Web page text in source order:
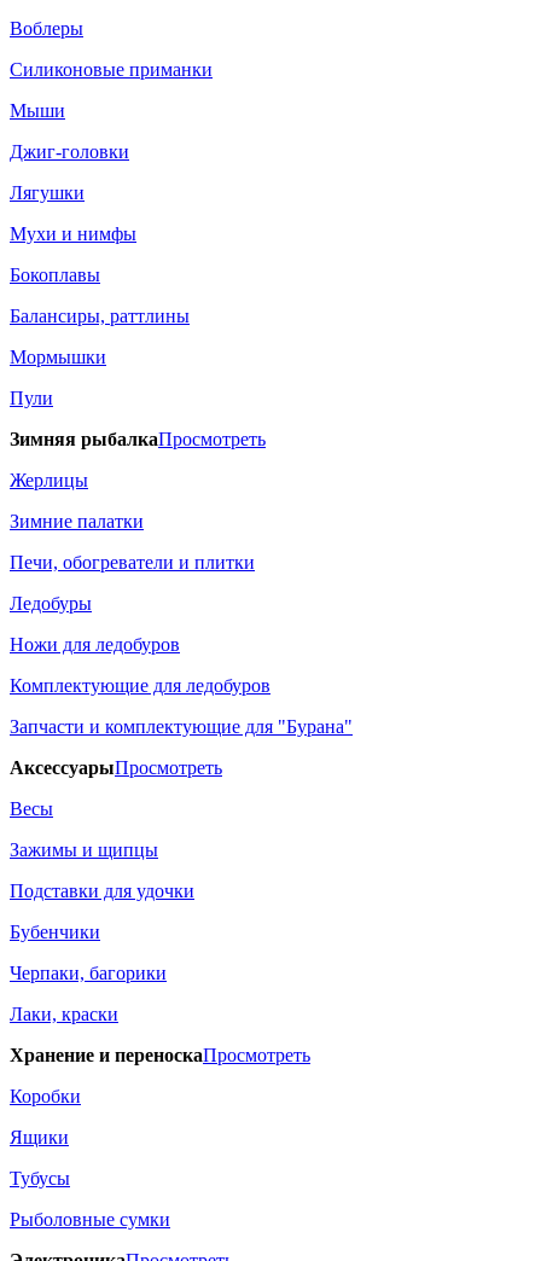
Воблеры
Силиконовые приманки
Мыши
Джиг-головки
Лягушки
Мухи и нимфы
Бокоплавы
Балансиры, раттлины
Мормышки
Пули
Зимняя рыбалкаПросмотреть
Жерлицы
Зимние палатки
Печи, обогреватели и плитки
Ледобуры
Ножи для ледобуров
Комплектующие для ледобуров
Запчасти и комплектующие для "Бурана"
АксессуарыПросмотреть
Весы
Зажимы и щипцы
Подставки для удочки
Бубенчики
Черпаки, багорики
Лаки, краски
Хранение и переноскаПросмотреть
Коробки
Ящики
Тубусы
Рыболовные сумки